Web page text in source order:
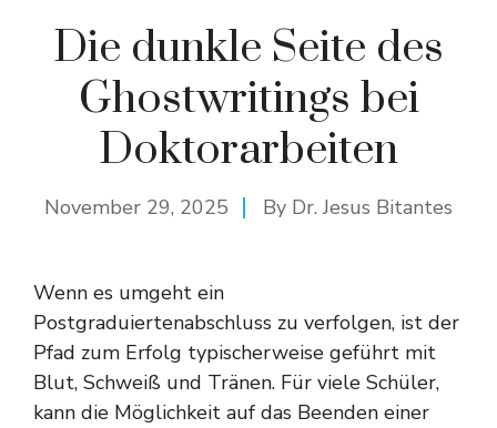
Die dunkle Seite des
Ghostwritings bei
Doktorarbeiten
November 29, 2025 By Dr. Jesus Bitantes
Wenn es umgeht ein
Postgraduiertenabschluss zu verfolgen, ist der
Pfad zum Erfolg typischerweise geführt mit
Blut, Schweiß und Tränen. Für viele Schüler,
kann die Möglichkeit auf das Beenden einer